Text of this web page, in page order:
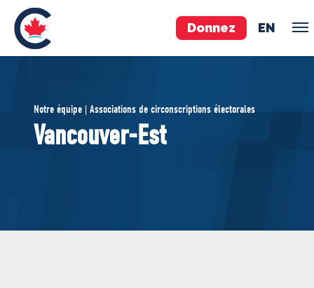
Donnez EN
ÉQUIPE
Pierre Poilievre
Vos députés conservateurs
Notre équipe | Associations de circonscriptions électorales
Vancouver-Est